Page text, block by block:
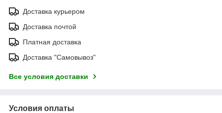
Доставка курьером
Доставка почтой
Платная доставка
Доставка "Самовывоз"
Все условия доставки
Условия оплаты